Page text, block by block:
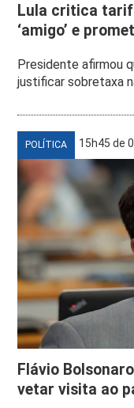
Lula critica
‘amigo’ e
Presidente afirmou
justificar sobretaxa
POLÍTICA 15h45 de
Flávio
vetar visita ao